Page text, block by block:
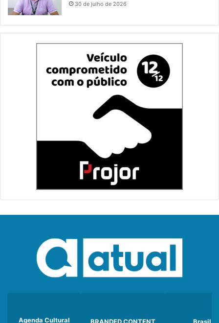
30 de julho de 2026
Agenda Cultural